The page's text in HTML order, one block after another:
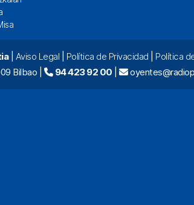
| Aviso Legal Política de Privacidad Política
Bilbao |
94 423 92 00 |